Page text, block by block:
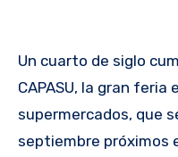
Un cuarto de siglo
CAPASU, la gran feria
supermercados, que
septiembre próximos